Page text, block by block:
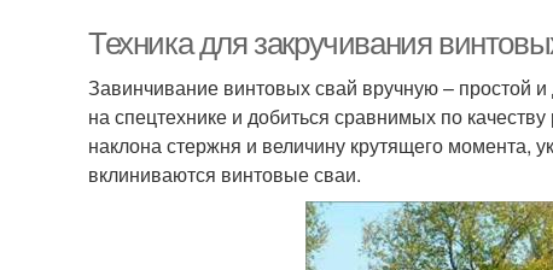
Техника для закручивания
Завинчивание винтовых свай вручную – простой
на спецтехнике и добиться сравнимых по
наклона стержня и величину крутящего момента,
вклиниваются винтовые сваи.